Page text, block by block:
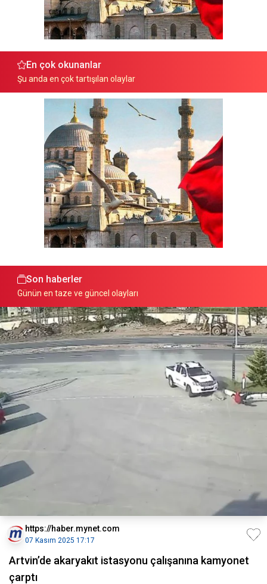
En çok okunanlar
Şu anda en çok tartışılan olaylar
Son haberler
Günün en taze ve güncel olayları
https://haber.mynet.com
07 Kasım 2025 17:17
Artvin’de akaryakıt istasyonu çalışanına kamyonet
çarptı